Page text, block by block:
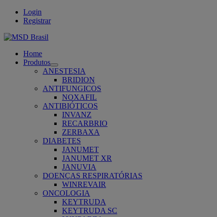
Login
Registrar
Home
Produtos
Open
submenu
ANESTESIA
BRIDION
ANTIFUNGICOS
NOXAFIL
ANTIBIÓTICOS
INVANZ
RECARBRIO
ZERBAXA
DIABETES
JANUMET
JANUMET XR
JANUVIA
DOENÇAS RESPIRATÓRIAS
WINREVAIR
ONCOLOGIA
KEYTRUDA
KEYTRUDA SC